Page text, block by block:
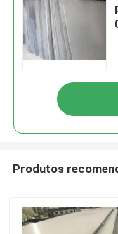
Produtos